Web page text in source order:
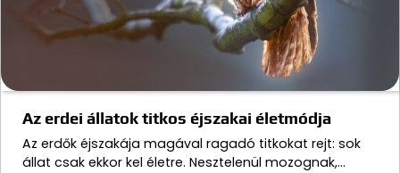
Az erdei állatok titkos éjszakai életmódja
Az erdők éjszakája magával ragadó titkokat rejt: sok
állat csak ekkor kel életre. Nesztelenül mozognak,…